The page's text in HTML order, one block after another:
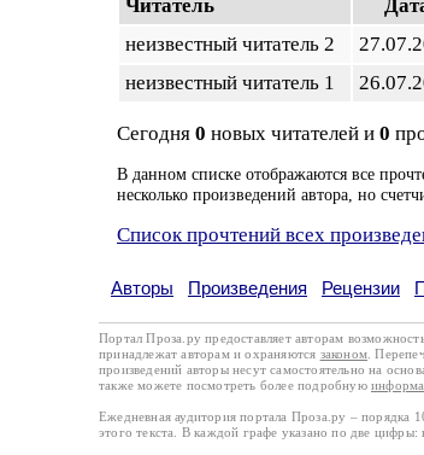
Читатель
неизвестный читатель 2
неизвестный читатель 1
Сегодня 0 новых читателей и 0
В данном списке отображаются все
несколько произведений автора, но
Список прочтений всех
Авторы Произведения Рецензии
Портал Проза.ру предоставляет авторам
принадлежат авторам и охраняются законом .
произведений авторы несут самостоятельно на
также можете посмотреть более подробную
Ежедневная аудитория портала Проза.ру – порядка
этого текста. В каждой графе указано по две цифры: